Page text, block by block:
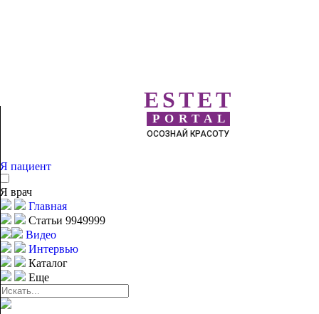
ESTET
PORTAL
ОСОЗНАЙ КРАСОТУ
Я пациент
Я врач
Главная
Статьи 9949999
Видео
Интервью
Каталог
Еще